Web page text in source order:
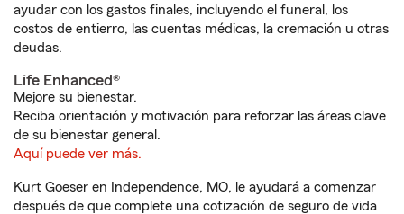
ayudar con los gastos finales, incluyendo el funeral, los
costos de entierro, las cuentas médicas, la cremación u otras
deudas.
Life Enhanced®
Mejore su bienestar.
Reciba orientación y motivación para reforzar las áreas clave
de su bienestar general.
Aquí puede ver más.
Kurt Goeser en Independence, MO, le ayudará a comenzar
después de que complete una cotización de seguro de vida